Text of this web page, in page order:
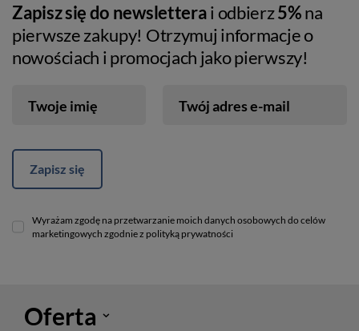
Zapisz się do newsletterai odbierz5%na
pierwsze zakupy! Otrzymuj informacje o
nowościach i promocjach jako pierwszy!
Twoje imię Twój adres e-mail
Zapisz się
Wyrażam zgodę na przetwarzanie moich danych osobowych do celów
marketingowych zgodnie z polityką prywatności
Oferta